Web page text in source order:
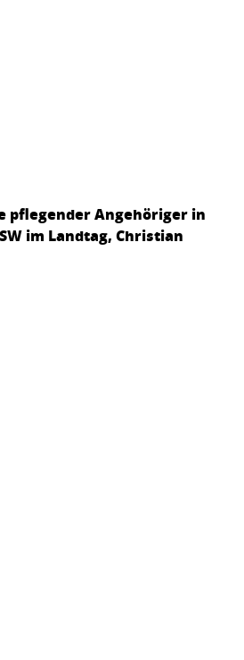
pflegender Angehöriger in
im Landtag, Christian